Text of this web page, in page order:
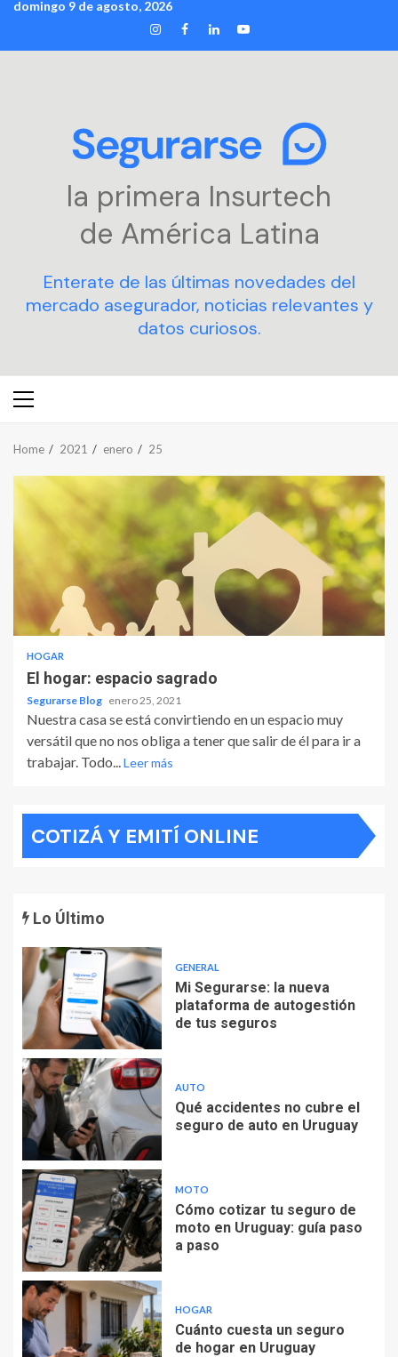
Skip
content
domingo 9 de agosto, 2026
INSTAGRAM
FACEBOOK
LINKEDIN
YOUTUBE
la primera Insurtech
de América Latina
Enterate de las últimas novedades del
mercado asegurador, noticias relevantes y
datos curiosos.
Primary
Home 2021 enero 25
HOGAR
El hogar: espacio sagrado
Segurarse Blog enero 25, 2021
Nuestra casa se está convirtiendo en un espacio muy
versátil que no nos obliga a tener que salir de él para ir a
trabajar. Todo...Leer más
COTIZÁ Y EMITÍ ONLINE
Lo Último
GENERAL
Mi Segurarse: la nueva
plataforma de autogestión
de tus seguros
AUTO
Qué accidentes no cubre el
seguro de auto en Uruguay
MOTO
Cómo cotizar tu seguro de
moto en Uruguay: guía paso
a paso
HOGAR
Cuánto cuesta un seguro
de hogar en Uruguay